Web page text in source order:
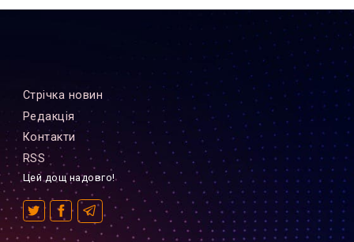
Стрiчка новин
Редакцiя
Контакти
RSS
Цей дощ надовго!